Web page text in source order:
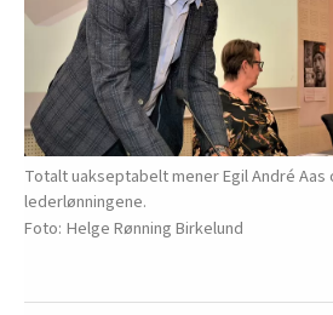
Totalt uakseptabelt mener Egil André Aas
lederlønningene.
Helge Rønning Birkelund